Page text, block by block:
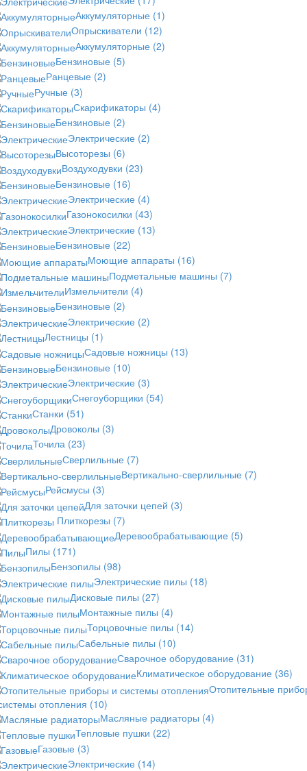
Аккумуляторные (1)
Опрыскиватели (12)
Аккумуляторные (2)
Бензиновые (5)
Ранцевые (2)
Ручные (3)
Скарификаторы (4)
Бензиновые (2)
Электрические (2)
Высоторезы (6)
Воздуходувки (23)
Бензиновые (16)
Электрические (4)
Газонокосилки (43)
Электрические (13)
Бензиновые (22)
Моющие аппараты (16)
Подметальные машины (7)
Измельчители (4)
Бензиновые (2)
Электрические (2)
Лестницы (1)
Садовые ножницы (13)
Бензиновые (10)
Электрические (3)
Снегоуборщики (54)
Станки (51)
Дровоколы (3)
Точила (23)
Сверлильные (7)
Вертикально-сверлильные (7)
Рейсмусы (3)
Для заточки цепей (3)
Плиткорезы (7)
Деревообрабатывающие (5)
Пилы (171)
Бензопилы (98)
Электрические пилы (18)
Дисковые пилы (27)
Монтажные пилы (4)
Торцовочные пилы (14)
Сабельные пилы (10)
Сварочное оборудование (31)
Климатическое оборудование (36)
Отопительные
отопления (10)
Масляные радиаторы (4)
Тепловые пушки (22)
Газовые (3)
Электрические (14)